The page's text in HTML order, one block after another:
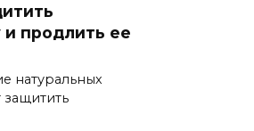
и продлить ее
натуральных
защитить